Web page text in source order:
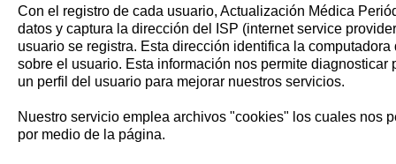
Con el registro de cada usuario, Actualización Médica
datos y captura la dirección del ISP (internet service
usuario se registra. Esta dirección identifica la
sobre el usuario. Esta información nos permite
un perfil del usuario para mejorar nuestros servicios.
Nuestro servicio emplea archivos "cookies" los cuales nos
por medio de la página.